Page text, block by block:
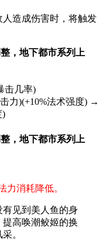
造成伤害时，将触发
击几率)
力)(+10%法术强度) →
)
力消耗降低。
见到美人鱼的身
高唤潮鲛姬的换
。